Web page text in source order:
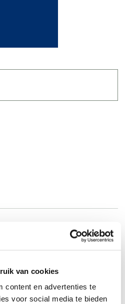
van cookies
content en advertenties te
voor social media te bieden
Society is for researchers,
and computer science,
the links between AI and